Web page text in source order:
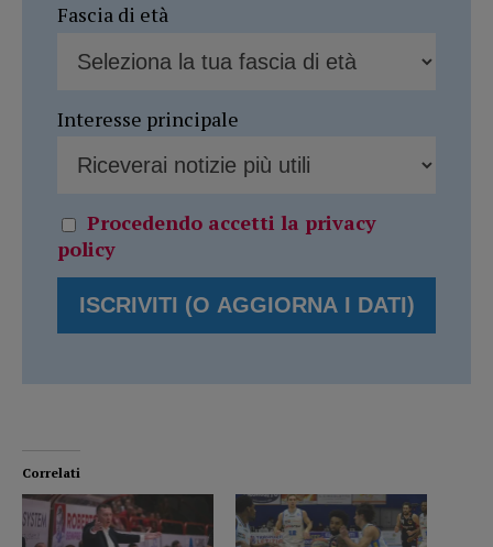
Fascia di età
Interesse principale
Procedendo accetti la privacy
policy
Correlati